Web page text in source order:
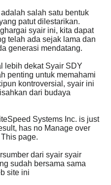
salah satu bentuk
patut dilestarikan.
syair ini, kita dapat
telah ada sejak lama dan
generasi mendatang.
lebih dekat Syair SDY
penting untuk memahami
kontroversial, syair ini
dari budaya
Systems Inc. is just
has no Manage over
page.
dari syair syair
sudah bersama sama
site ini